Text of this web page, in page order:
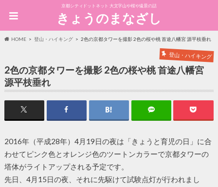
京都シティドットネット 大文字山や桜や遠景の話
きょうのまなざし
HOME 登山・ハイキング 2色の京都タワーを撮影 2色の桜や桃 首途八幡宮 源平枝垂れ
登山・ハイキング
2色の京都タワーを撮影 2色の桜や桃 首途八幡宮
源平枝垂れ
2016年（平成28年）4月19日の夜は「きょうと育児の日」に合
わせてピンク色とオレンジ色のツートンカラーで京都タワーの
塔体がライトアップされる予定です。
先日、4月15日の夜、それに先駆けて試験点灯が行われまし